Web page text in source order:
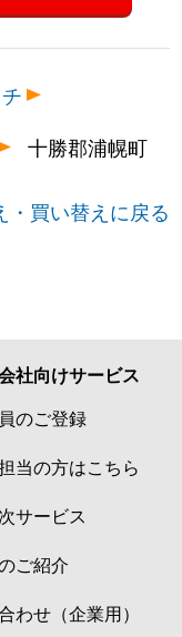
十勝郡浦幌町
・買い替えに戻る
社向けサービス
のご登録
当の方はこちら
サービス
ご紹介
わせ（企業用）